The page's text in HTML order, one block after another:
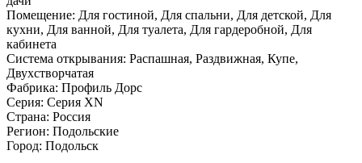
Помещение: Для гостиной, Для спальни, Для детской, Для
кухни, Для ванной, Для туалета, Для гардеробной, Для
кабинета
Система открывания: Распашная, Раздвижная, Купе,
Двухстворчатая
Фабрика: Профиль Дорс
Серия: Серия XN
Страна: Россия
Регион: Подольские
Город: Подольск